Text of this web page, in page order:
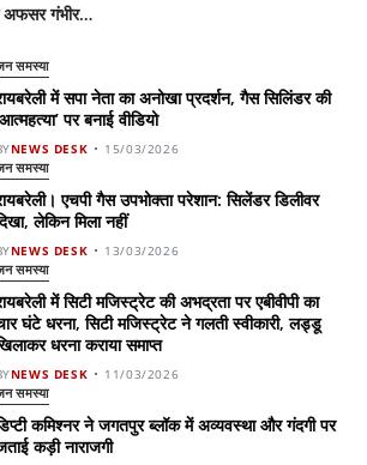
अफसर गंभीर…
समस्या
में सपा नेता का अनोखा प्रदर्शन, गैस सिलिंडर की
पर बनाई वीडियो
NEWS DESK 15/03/2026
समस्या
एचपी गैस उपभोक्ता परेशान: सिलेंडर डिलीवर
लेकिन मिला नहीं
NEWS DESK 13/03/2026
समस्या
में सिटी मजिस्ट्रेट की अभद्रता पर एबीवीपी का
घंटे धरना, सिटी मजिस्ट्रेट ने गलती स्वीकारी, लड्डू
धरना कराया समाप्त
NEWS DESK 11/03/2026
समस्या
कमिश्नर ने जगतपुर ब्लॉक में अव्यवस्था और गंदगी पर
कड़ी नाराजगी